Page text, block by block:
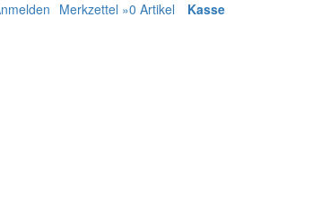
Merkzettel »0 Artikel Kasse